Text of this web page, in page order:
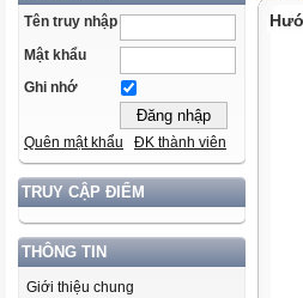
Tên truy nhập
Mật khẩu
Ghi nhớ
Quên mật khẩu ĐK thành viên
TRUY CẬP ĐIỂM
THÔNG TIN
Giới thiệu chung